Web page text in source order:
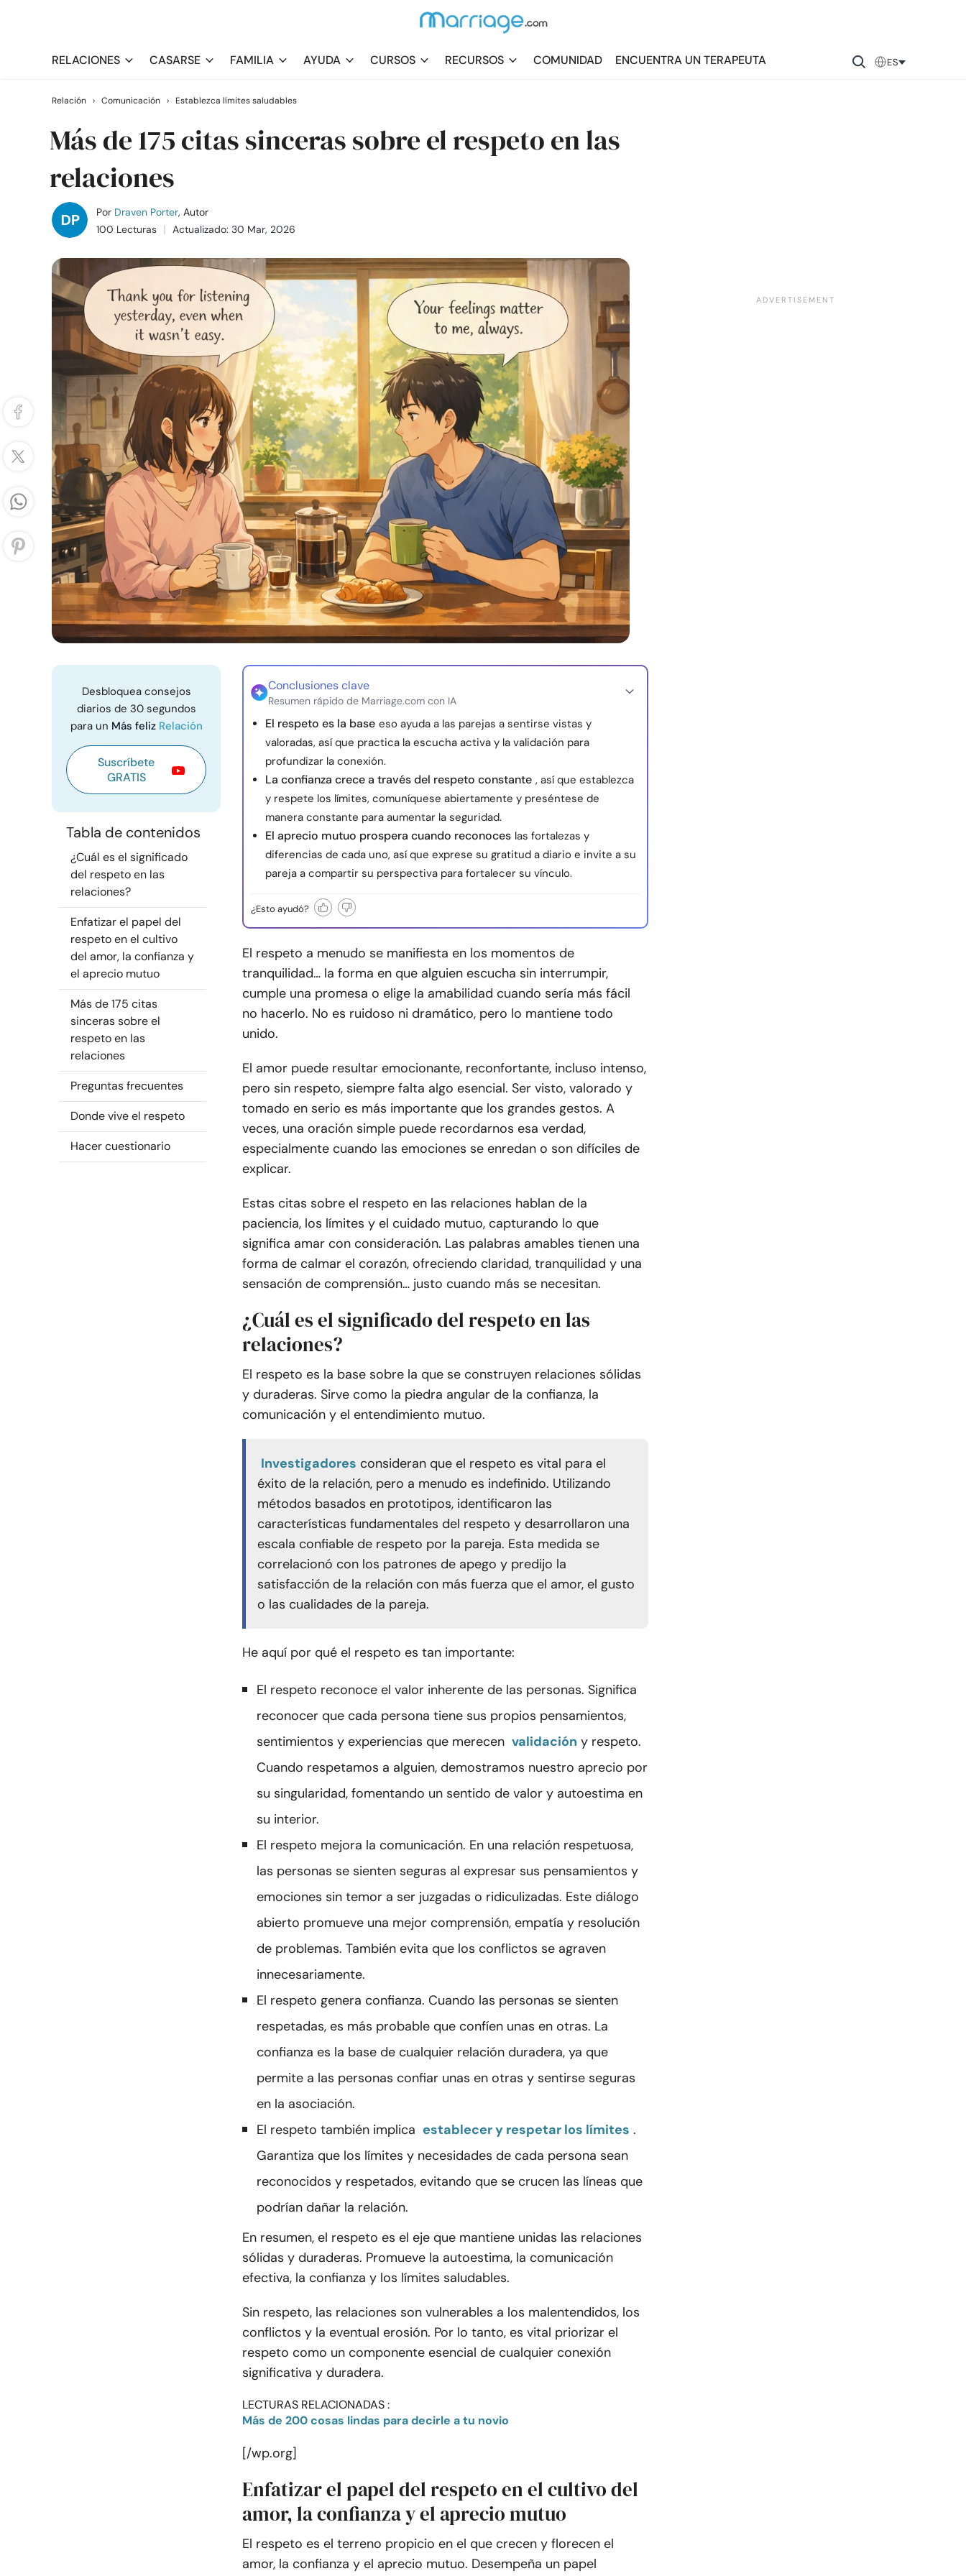
RELACIONES CASARSE FAMILIA AYUDA CURSOS RECURSOS COMUNIDAD ENCUENTRA UN TERAPEUTA ES
Relación › Comunicación › Establezca límites saludables
Más de 175 citas sinceras sobre el respeto en las
relaciones
Por Draven Porter, Autor
100 Lecturas
Actualizado: 30 Mar, 2026
Desbloquea consejos
diarios de 30 segundos
para un Más feliz Relación
Suscríbete
GRATIS
Tabla de contenidos
¿Cuál es el significado
del respeto en las
relaciones?
Enfatizar el papel del
respeto en el cultivo
del amor, la confianza y
el aprecio mutuo
Más de 175 citas
sinceras sobre el
respeto en las
relaciones
Preguntas frecuentes
Donde vive el respeto
Hacer cuestionario
Conclusiones clave
Resumen rápido de Marriage.com con IA
El respeto es la base eso ayuda a las parejas a sentirse vistas y
valoradas, así que practica la escucha activa y la validación para
profundizar la conexión.
La confianza crece a través del respeto constante , así que establezca
y respete los límites, comuníquese abiertamente y preséntese de
manera constante para aumentar la seguridad.
El aprecio mutuo prospera cuando reconoces las fortalezas y
diferencias de cada uno, así que exprese su gratitud a diario e invite a su
pareja a compartir su perspectiva para fortalecer su vínculo.
¿Esto ayudó?
El respeto a menudo se manifiesta en los momentos de
tranquilidad… la forma en que alguien escucha sin interrumpir,
cumple una promesa o elige la amabilidad cuando sería más fácil
no hacerlo. No es ruidoso ni dramático, pero lo mantiene todo
unido.
El amor puede resultar emocionante, reconfortante, incluso intenso,
pero sin respeto, siempre falta algo esencial. Ser visto, valorado y
tomado en serio es más importante que los grandes gestos. A
veces, una oración simple puede recordarnos esa verdad,
especialmente cuando las emociones se enredan o son difíciles de
explicar.
Estas citas sobre el respeto en las relaciones hablan de la
paciencia, los límites y el cuidado mutuo, capturando lo que
significa amar con consideración. Las palabras amables tienen una
forma de calmar el corazón, ofreciendo claridad, tranquilidad y una
sensación de comprensión… justo cuando más se necesitan.
¿Cuál es el significado del respeto en las
relaciones?
El respeto es la base sobre la que se construyen relaciones sólidas
y duraderas. Sirve como la piedra angular de la confianza, la
comunicación y el entendimiento mutuo.
Investigadores consideran que el respeto es vital para el
éxito de la relación, pero a menudo es indefinido. Utilizando
métodos basados en prototipos, identificaron las
características fundamentales del respeto y desarrollaron una
escala confiable de respeto por la pareja. Esta medida se
correlacionó con los patrones de apego y predijo la
satisfacción de la relación con más fuerza que el amor, el gusto
o las cualidades de la pareja.
He aquí por qué el respeto es tan importante:
El respeto reconoce el valor inherente de las personas. Significa
reconocer que cada persona tiene sus propios pensamientos,
sentimientos y experiencias que merecen validación y respeto.
Cuando respetamos a alguien, demostramos nuestro aprecio por
su singularidad, fomentando un sentido de valor y autoestima en
su interior.
El respeto mejora la comunicación. En una relación respetuosa,
las personas se sienten seguras al expresar sus pensamientos y
emociones sin temor a ser juzgadas o ridiculizadas. Este diálogo
abierto promueve una mejor comprensión, empatía y resolución
de problemas. También evita que los conflictos se agraven
innecesariamente.
El respeto genera confianza. Cuando las personas se sienten
respetadas, es más probable que confíen unas en otras. La
confianza es la base de cualquier relación duradera, ya que
permite a las personas confiar unas en otras y sentirse seguras
en la asociación.
El respeto también implica establecer y respetar los límites .
Garantiza que los límites y necesidades de cada persona sean
reconocidos y respetados, evitando que se crucen las líneas que
podrían dañar la relación.
En resumen, el respeto es el eje que mantiene unidas las relaciones
sólidas y duraderas. Promueve la autoestima, la comunicación
efectiva, la confianza y los límites saludables.
Sin respeto, las relaciones son vulnerables a los malentendidos, los
conflictos y la eventual erosión. Por lo tanto, es vital priorizar el
respeto como un componente esencial de cualquier conexión
significativa y duradera.
LECTURAS RELACIONADAS :
Más de 200 cosas lindas para decirle a tu novio
[/wp.org]
Enfatizar el papel del respeto en el cultivo del
amor, la confianza y el aprecio mutuo
El respeto es el terreno propicio en el que crecen y florecen el
amor, la confianza y el aprecio mutuo. Desempeña un papel